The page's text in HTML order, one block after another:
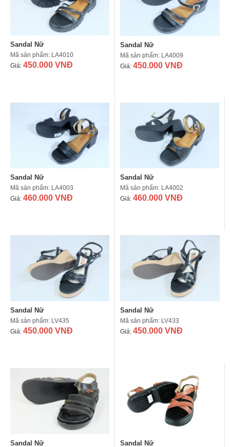
Sandal Nữ
Mã sản phẩm: LA4010
Giá: 450.000 VNĐ
Sandal Nữ
Mã sản phẩm: LA4009
Giá: 450.000 VNĐ
Sandal Nữ
Mã sản phẩm: LA4003
Giá: 460.000 VNĐ
Sandal Nữ
Mã sản phẩm: LA4002
Giá: 460.000 VNĐ
Sandal Nữ
Mã sản phẩm: LV435
Giá: 450.000 VNĐ
Sandal Nữ
Mã sản phẩm: LV433
Giá: 450.000 VNĐ
Sandal Nữ Sandal Nữ